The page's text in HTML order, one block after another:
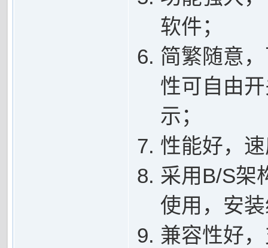
软件；
简繁随意
性可自由
示；
性能好，
采用B/S架
使用，安
兼容性好